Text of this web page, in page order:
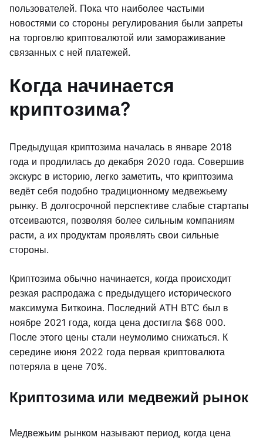
пользователей. Пока что наиболее частыми
новостями со стороны регулирования были запреты
на торговлю криптовалютой или замораживание
связанных с ней платежей.
Когда начинается
криптозима?
Предыдущая криптозима началась в январе 2018
года и продлилась до декабря 2020 года. Совершив
экскурс в историю, легко заметить, что криптозима
ведёт себя подобно традиционному медвежьему
рынку. В долгосрочной перспективе слабые стартапы
отсеиваются, позволяя более сильным компаниям
расти, а их продуктам проявлять свои сильные
стороны.
Криптозима обычно начинается, когда происходит
резкая распродажа с предыдущего исторического
максимума Биткоина. Последний ATH BTC был в
ноябре 2021 года, когда цена достигла $68 000.
После этого цены стали неумолимо снижаться. К
середине июня 2022 года первая криптовалюта
потеряла в цене 70%.
Криптозима или медвежий рынок
Медвежьим рынком называют период, когда цена